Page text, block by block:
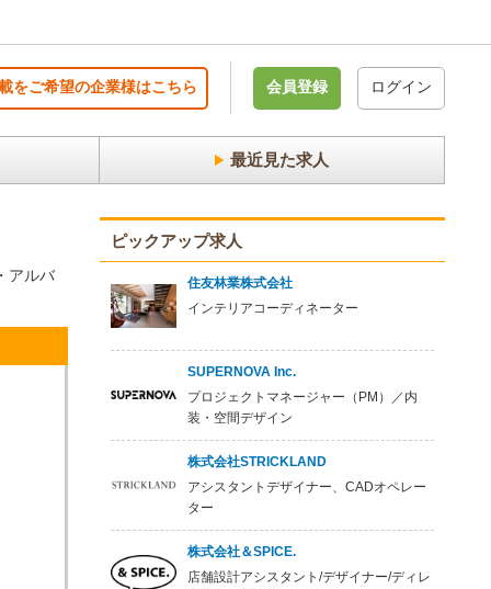
をご希望の企業様はこちら 会員登録 ログイン
最近見た求人
アルバ
ピックアップ求人
住友林業株式会社
インテリアコーディネーター
SUPERNOVA Inc.
プロジェクトマネージャー（PM）／内
装・空間デザイン
株式会社STRICKLAND
アシスタントデザイナー、CADオペレー
ター
株式会社＆SPICE.
店舗設計アシスタント/デザイナー/ディレ